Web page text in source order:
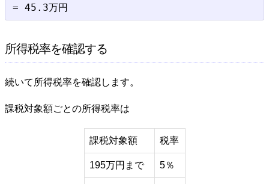
所得税率を確認する
続いて所得税率を確認します。
課税対象額ごとの所得税率は
課税対象額 税率
195万円まで 5％